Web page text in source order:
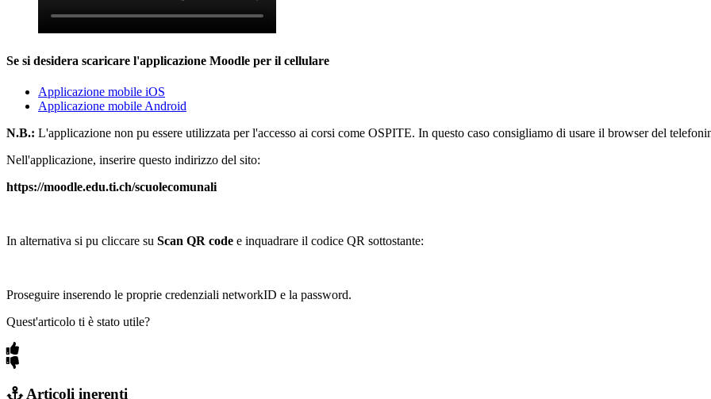
Se si desidera scaricare l'applicazione Moodle per il cellulare
Applicazione mobile iOS
Applicazione mobile Android
N.B.: L'applicazione non pu essere utilizzata per l'accesso ai corsi come OSPITE. In questo caso consigliamo di usare il browser del
Nell'applicazione, inserire questo indirizzo del sito:
https://moodle.edu.ti.ch/scuolecomunali
In alternativa si pu cliccare su Scan QR code e inquadrare il codice QR sottostante:
Proseguire inserendo le proprie credenziali networkID e la password.
Quest'articolo ti è stato utile?
Articoli inerenti